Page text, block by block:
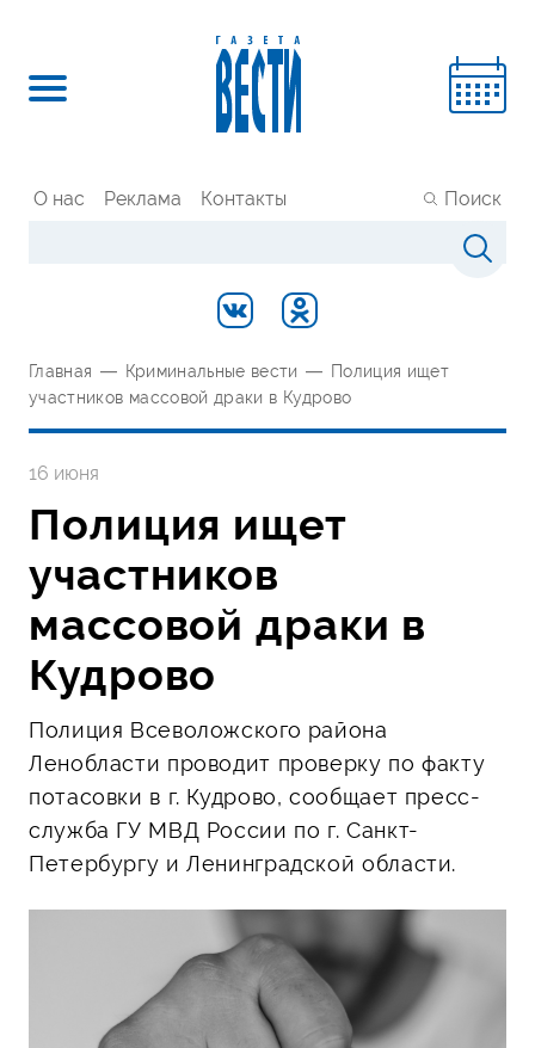
О нас Реклама Контакты Поиск
Главная — Криминальные вести — Полиция ищет
участников массовой драки в Кудрово
16 июня
Полиция ищет
участников
массовой драки в
Кудрово
Полиция Всеволожского района
Ленобласти проводит проверку по факту
потасовки в г. Кудрово, сообщает пресс-
служба ГУ МВД России по г. Санкт-
Петербургу и Ленинградской области.